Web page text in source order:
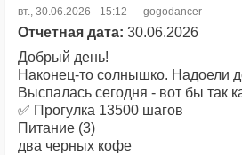
вт., 30.06.2026 - 15:12 — gogodancer
Отчетная дата: 30.06.2026
Добрый день!
Наконец-то солнышко. Надоели
Выспалась сегодня - вот бы так
✅ Прогулка 13500 шагов
Питание (3)
два черных кофе